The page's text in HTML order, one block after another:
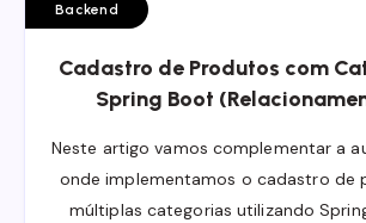
Backend
Cadastro de Produtos com
Spring Boot
Neste artigo vamos complementar a
onde implementamos o cadastro de
múltiplas categorias utilizando